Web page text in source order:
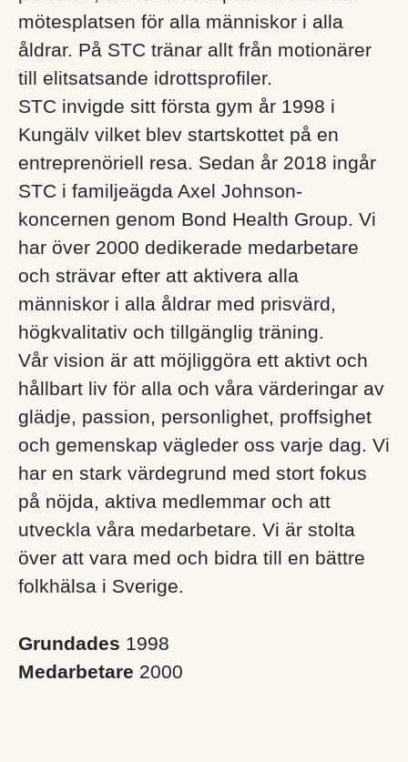
mötesplatsen för alla människor i alla
åldrar. På STC tränar allt från motionärer
till elitsatsande idrottsprofiler.
STC invigde sitt första gym år 1998 i
Kungälv vilket blev startskottet på en
entreprenöriell resa. Sedan år 2018 ingår
STC i familjeägda Axel Johnson-
koncernen genom Bond Health Group. Vi
har över 2000 dedikerade medarbetare
och strävar efter att aktivera alla
människor i alla åldrar med prisvärd,
högkvalitativ och tillgänglig träning.
Vår vision är att möjliggöra ett aktivt och
hållbart liv för alla och våra värderingar av
glädje, passion, personlighet, proffsighet
och gemenskap vägleder oss varje dag. Vi
har en stark värdegrund med stort fokus
på nöjda, aktiva medlemmar och att
utveckla våra medarbetare. Vi är stolta
över att vara med och bidra till en bättre
folkhälsa i Sverige. ​
Grundades 1998
Medarbetare 2000